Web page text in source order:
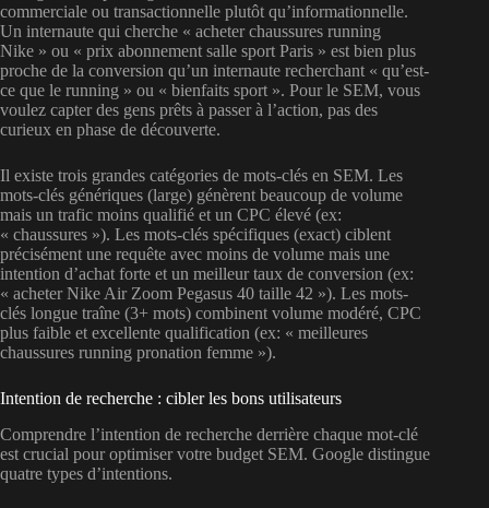
commerciale ou transactionnelle plutôt qu’informationnelle.
Un internaute qui cherche « acheter chaussures running
Nike » ou « prix abonnement salle sport Paris » est bien plus
proche de la conversion qu’un internaute recherchant « qu’est-
ce que le running » ou « bienfaits sport ». Pour le SEM, vous
voulez capter des gens prêts à passer à l’action, pas des
curieux en phase de découverte.
Il existe trois grandes catégories de mots-clés en SEM. Les
mots-clés génériques (large) génèrent beaucoup de volume
mais un trafic moins qualifié et un CPC élevé (ex:
« chaussures »). Les mots-clés spécifiques (exact) ciblent
précisément une requête avec moins de volume mais une
intention d’achat forte et un meilleur taux de conversion (ex:
« acheter Nike Air Zoom Pegasus 40 taille 42 »). Les mots-
clés longue traîne (3+ mots) combinent volume modéré, CPC
plus faible et excellente qualification (ex: « meilleures
chaussures running pronation femme »).
Intention de recherche : cibler les bons utilisateurs
Comprendre l’intention de recherche derrière chaque mot-clé
est crucial pour optimiser votre budget SEM. Google distingue
quatre types d’intentions.